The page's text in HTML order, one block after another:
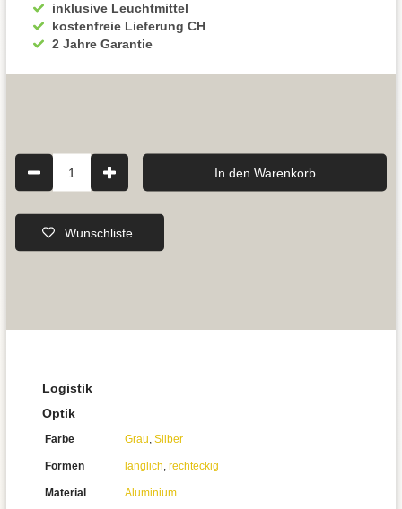
inklusive Leuchtmittel
kostenfreie Lieferung CH
2 Jahre Garantie
1 In den Warenkorb
Wunschliste
Logistik
Optik
Farbe Grau, Silber
Formen länglich, rechteckig
Material Aluminium